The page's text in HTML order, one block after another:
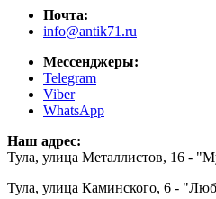
Почта:
info@antik71.ru
Мессенджеры:
Telegram
Viber
WhatsApp
Наш адрес:
Тула, улица Металлистов, 16 -
Тула, улица Каминского, 6 -